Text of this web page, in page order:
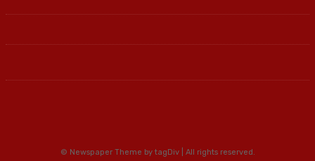
© Newspaper Theme by tagDiv | All rights reserved.